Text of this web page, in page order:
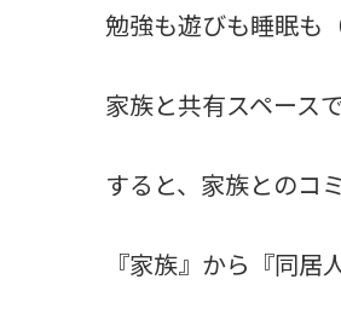
勉強も遊びも睡眠も
家族と共有スペース
すると、家族とのコ
『家族』から『同居